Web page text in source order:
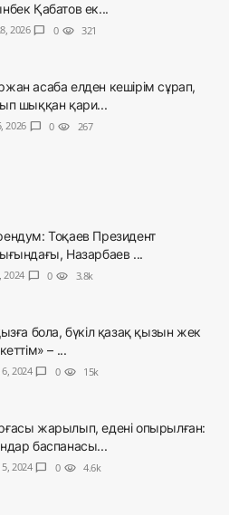
Қабатов ек...
2026 chat_bubble 0 visibility 321
асаба елден кешірім сұрап,
шыққан қари...
2026 chat_bubble 0 visibility 267
Тоқаев Президент
Назарбаев ...
2024 chat_bubble 0 visibility 3.8k
бола, бүкіл қазақ қызын жек
– ...
2024 chat_bubble 0 visibility 15k
жарылып, едені опырылған:
баспанасы...
2024 chat_bubble 0 visibility 4.6k